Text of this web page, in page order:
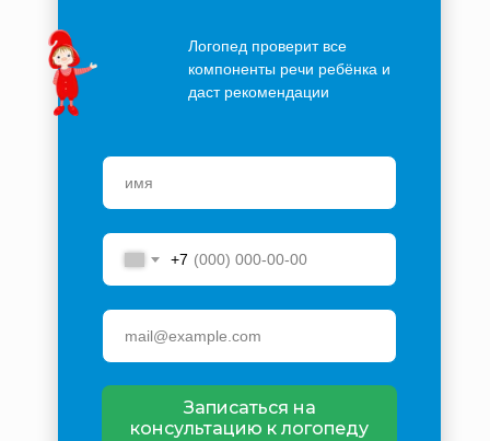
+7
Записаться на
консультацию к логопеду
Логопед проверит все
компоненты речи ребёнка и
даст рекомендации